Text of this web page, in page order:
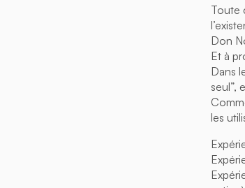
Toute
Don
Et à
Dans
seul”,
les